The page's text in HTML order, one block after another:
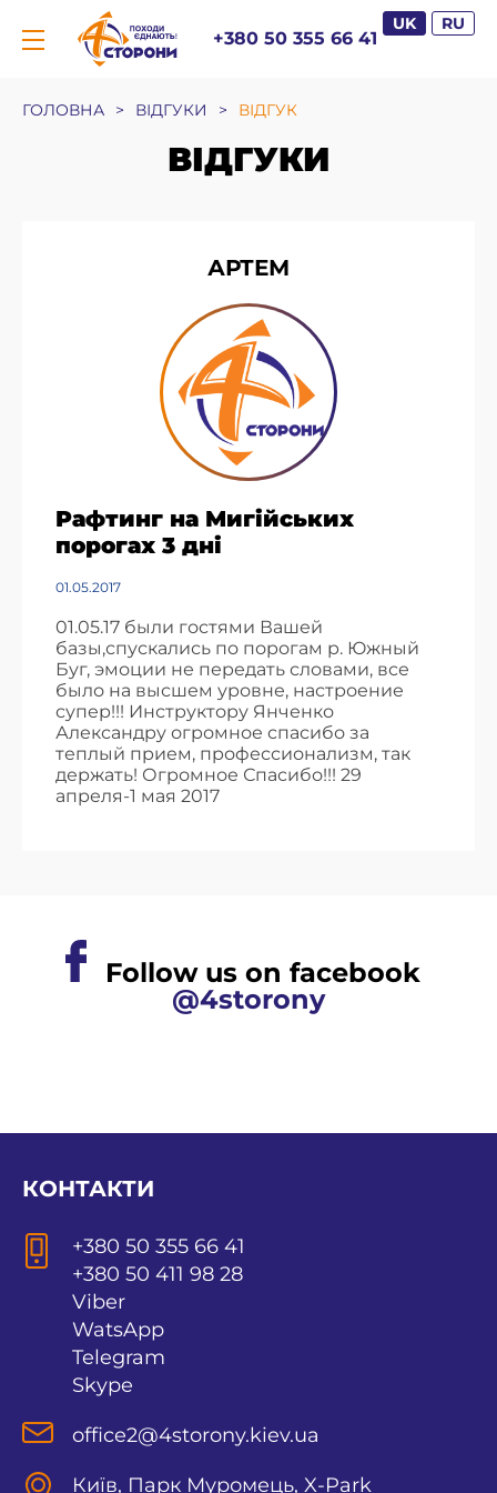
UK RU
+380 50 355 66 41
ГОЛОВНА > ВІДГУКИ > ВІДГУК
ВІДГУКИ
АРТЕМ
Рафтинг на Мигійських
порогах 3 дні
01.05.2017
01.05.17 были гостями Вашей
базы,спускались по порогам р. Южный
Буг, эмоции не передать словами, все
было на высшем уровне, настроение
супер!!! Инструктору Янченко
Александру огромное спасибо за
теплый прием, профессионализм, так
держать! Огромное Спасибо!!! 29
апреля-1 мая 2017
Follow us on facebook
@4storony
КОНТАКТИ
+380 50 355 66 41
+380 50 411 98 28
Viber
WatsApp
Telegram
Skype
office2@4storony.kiev.ua
Київ, Парк Муромець, X-Park